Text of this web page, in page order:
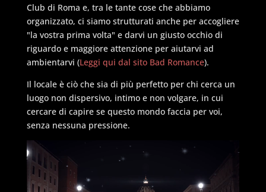
Club di Roma e, tra le tante cose che abbiamo
organizzato, ci siamo strutturati anche per accogliere
"la vostra prima volta" e darvi un giusto occhio di
riguardo e maggiore attenzione per aiutarvi ad
ambientarvi (Leggi qui dal sito Bad Romance).
Il locale è ciò che sia di più perfetto per chi cerca un
luogo non dispersivo, intimo e non volgare, in cui
cercare di capire se questo mondo faccia per voi,
senza nessuna pressione.